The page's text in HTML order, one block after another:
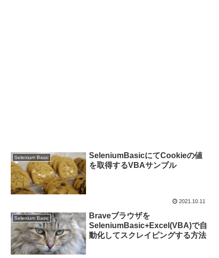
Selenium Basic
SeleniumBasicにてCookieの値
を取得するVBAサンプル
2021.10.11
Selenium Basic
Braveブラウザを
SeleniumBasic+Excel(VBA)で自
動化してスクレイピングする方法